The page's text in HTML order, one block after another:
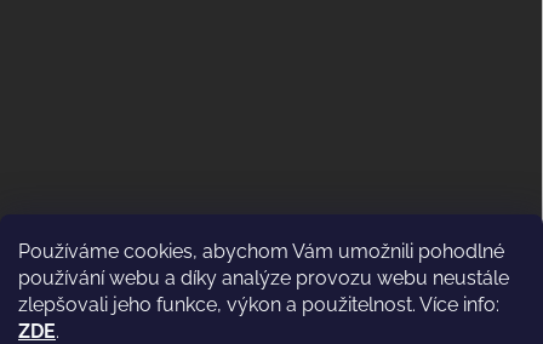
Používáme cookies, abychom Vám umožnili pohodlné
používání webu a díky analýze provozu webu neustále
zlepšovali jeho funkce, výkon a použitelnost. Více info:
ZDE.
ODSTOUPENÍ OD KUPNÍ SMLOUVY
(VRÁCENÍ)